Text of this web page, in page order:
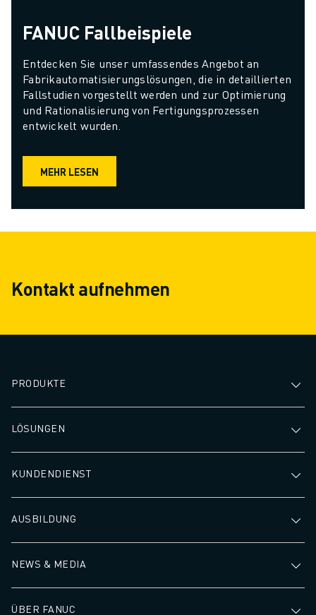
FANUC Fallbeispiele
Entdecken Sie unser umfassendes Angebot an
Fabrikautomatisierungslösungen, die in detaillierten
Fallstudien vorgestellt werden und zur Optimierung
und Rationalisierung von Fertigungsprozessen
entwickelt wurden.
MEHR LESEN
Kontakt aufnehmen
PRODUKTE
LÖSUNGEN
KUNDENDIENST
AUSBILDUNG
NEWS & MEDIA
ÜBER FANUC